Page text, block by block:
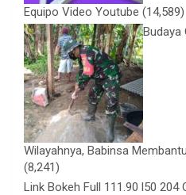
Equipo Video Youtube (14,589)
Budaya
Wilayahnya, Babinsa
(8,241)
Link Bokeh Full 111.90 l50 204